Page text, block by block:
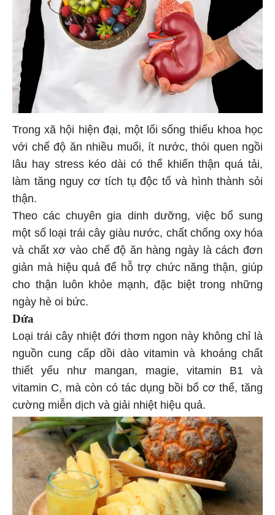
Trong xã hội hiện đại, một lối sống thiếu khoa học
với chế độ ăn nhiều muối, ít nước, thói quen ngồi
lâu hay stress kéo dài có thể khiến thận quá tải,
làm tăng nguy cơ tích tụ độc tố và hình thành sỏi
thận.
Theo các chuyên gia dinh dưỡng, việc bổ sung
một số loại trái cây giàu nước, chất chống oxy hóa
và chất xơ vào chế độ ăn hàng ngày là cách đơn
giản mà hiệu quả để hỗ trợ chức năng thận, giúp
cho thận luôn khỏe mạnh, đặc biệt trong những
ngày hè oi bức.
Dứa
Loại trái cây nhiệt đới thơm ngon này không chỉ là
nguồn cung cấp dồi dào vitamin và khoáng chất
thiết yếu như mangan, magie, vitamin B1 và
vitamin C, mà còn có tác dụng bồi bổ cơ thể, tăng
cường miễn dịch và giải nhiệt hiệu quả.